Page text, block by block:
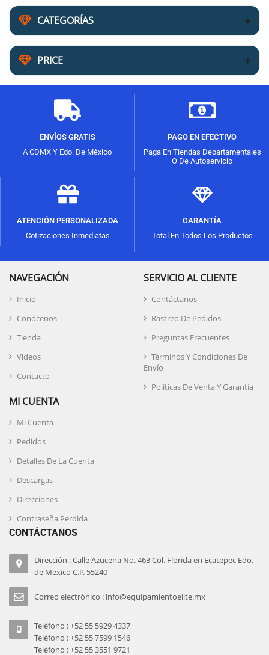
CATEGORÍAS
PRICE
ENVÍOS GRATIS
A CDMX Y Edo. De México
PAGO EN EFECTIVO
Paga En Tiendas Departamentales
O De Autoservicio
ATENCIÓN PERSONALIZADA
Cotizaciones Inmediatas
GARANTÍA
Total En Todos Los Productos
NAVEGACIÓN
Inicio
Conócenos
Tienda
Videos
Contacto
SERVICIO AL CLIENTE
Contáctanos
Rastreo De Pedidos
Preguntas Frecuentes
Términos Y Condiciones De
Envío
Políticas De Venta Y Garantía
MI CUENTA
Mi Cuenta
Pedidos
Detalles De La Cuenta
Descargas
Direcciones
Contraseña Perdida
CONTÁCTANOS
Dirección : Calle Azucena No. 463 Col. Florida en Ecatepec Edo.
de Mexico C.P. 55240
Correo electrónico : info@equipamientoelite.mx
Teléfono : +52 55 5929 4337
Teléfono : +52 55 7599 1546
Teléfono : +52 55 3551 9721